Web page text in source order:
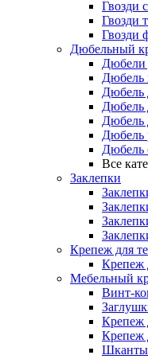
Гвозди
Гвозди
Гвозди
Дюбельный
Дюбели
Дюбель
Дюбель
Дюбель
Дюбель
Дюбель
Дюбель
Все
Заклепки
Крепеж для
Крепеж
Мебельный
Винт-
Крепеж
Крепеж
Шканты